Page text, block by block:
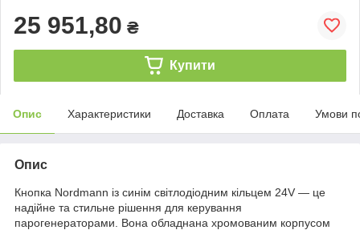
25 951,80 ₴
Купити
Опис Характеристики Доставка Оплата Умови
Опис
Кнопка Nordmann із синім світлодіодним кільцем 24V — це
надійне та стильне рішення для керування
парогенераторами. Вона обладнана хромованим корпусом